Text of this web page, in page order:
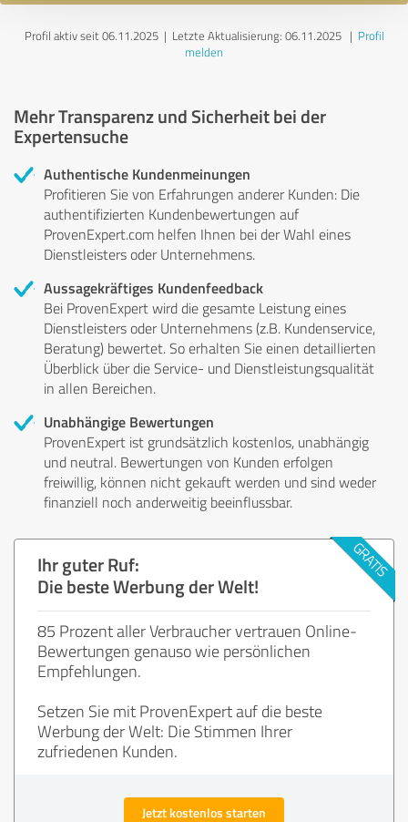
Profil aktiv seit 06.11.2025 | Letzte Aktualisierung: 06.11.2025| Profil
melden
Mehr Transparenz und Sicherheit bei der
Expertensuche
Authentische Kundenmeinungen
Profitieren Sie von Erfahrungen anderer Kunden: Die
authentifizierten Kundenbewertungen auf
ProvenExpert.com helfen Ihnen bei der Wahl eines
Dienstleisters oder Unternehmens.
Aussagekräftiges Kundenfeedback
Bei ProvenExpert wird die gesamte Leistung eines
Dienstleisters oder Unternehmens (z.B. Kundenservice,
Beratung) bewertet. So erhalten Sie einen detaillierten
Überblick über die Service- und Dienstleistungsqualität
in allen Bereichen.
Unabhängige Bewertungen
ProvenExpert ist grundsätzlich kostenlos, unabhängig
und neutral. Bewertungen von Kunden erfolgen
freiwillig, können nicht gekauft werden und sind weder
finanziell noch anderweitig beeinflussbar.
Ihr guter Ruf:
Die beste Werbung der Welt!
85 Prozent aller Verbraucher vertrauen Online-
Bewertungen genauso wie persönlichen
Empfehlungen.
Setzen Sie mit ProvenExpert auf die beste
Werbung der Welt: Die Stimmen Ihrer
zufriedenen Kunden.
Jetzt kostenlos starten